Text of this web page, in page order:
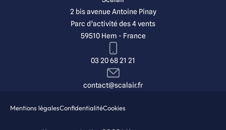
2 bis avenue Antoine Pinay
Parc d’activité des 4 vents
59510 Hem - France
03 20 68 21 21
contact@scalair.fr
Mentions légalesConfidentialitéCookies